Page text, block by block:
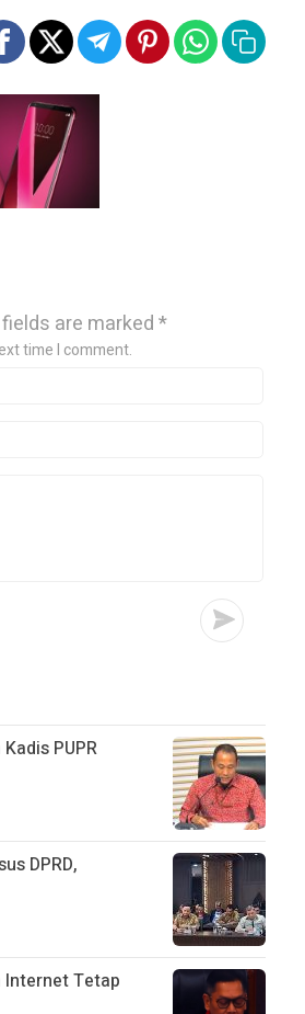
are marked*
time I comment.
PUPR
DPRD,
Internet Tetap